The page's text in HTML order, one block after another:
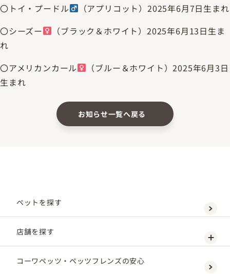
〇トイ・プードル
（アプリコット）2025年6月7日生まれ
〇シーズー
（ブラック＆ホワイト）2025年6月13日生ま
れ
〇アメリカンカール
（ブルー＆ホワイト）2025年6月3日
生まれ
お知らせ一覧へ戻る
ペットを探す
店舗を探す
コーワペッツ・ペッツフレンズの安心